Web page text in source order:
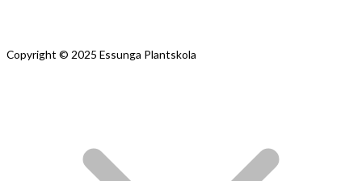
Copyright © 2025 Essunga Plantskola